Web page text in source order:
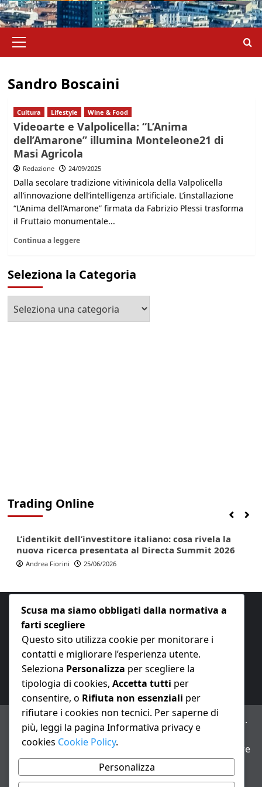
principale
Sandro Boscaini
Cultura Lifestyle Wine & Food
Videoarte e Valpolicella: “L’Anima
dell’Amarone” illumina Monteleone21 di
Masi Agricola
Redazione 24/09/2025
Dalla secolare tradizione vitivinicola della Valpolicella
all’innovazione dell’intelligenza artificiale. L’installazione
“L’Anima dell’Amarone” firmata da Fabrizio Plessi trasforma
il Fruttaio monumentale...
Continua a leggere
Seleziona la Categoria
la
Trading Online
L’identikit dell’investitore italiano: cosa rivela la
nuova ricerca presentata al Directa Summit 2026
Andrea Fiorini 25/06/2026
E-mail:redazione@nuovaeconomia.it
ANNO XXIII – Testata giornalistica reg. Trib. Milano n.
487 del 20/9/2002 – Dir. resp. Andrea Fiorini
Avviso IA: alcuni articoli di questo sito possono essere
realizzati con il supporto di sistemi di intelligenza
artificiale con supervisione e verifica di un redattore
Scusa ma siamo obbligati dalla normativa a
farti scegliere
Questo sito utilizza cookie per monitorare i
contatti e migliorare l’esperienza utente.
Seleziona Personalizza per scegliere la
tipologia di cookies, Accetta tutti per
consentire, o Rifiuta non essenziali per
rifiutare i cookies non tecnici. Per saperne di
più, leggi la pagina Informativa privacy e
cookies Cookie Policy.
Personalizza